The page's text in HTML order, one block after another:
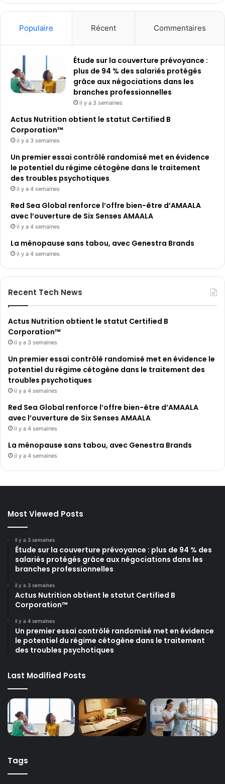
Populaire Récent Commentaires
Étude sur la couverture prévoyance :
plus de 94 % des salariés protégés
grâce aux négociations dans les
branches professionnelles
il y a 3 semaines
Actus Nutrition obtient le statut Certified B
Corporation™
il y a 3 semaines
Un premier essai contrôlé randomisé met en évidence
le potentiel du régime cétogène dans le traitement
des troubles psychotiques
il y a 4 semaines
Red Sea Global renforce l’offre bien-être d’AMAALA
avec l’ouverture de Six Senses AMAALA
il y a 4 semaines
La ménopause sans tabou, avec Genestra Brands
il y a 4 semaines
Recent Tech News
Actus Nutrition obtient le statut Certified B
Corporation™
il y a 3 semaines
Un premier essai contrôlé randomisé met en évidence le
potentiel du régime cétogène dans le traitement des
troubles psychotiques
il y a 4 semaines
Red Sea Global renforce l’offre bien-être d’AMAALA
avec l’ouverture de Six Senses AMAALA
il y a 4 semaines
La ménopause sans tabou, avec Genestra Brands
il y a 4 semaines
Most Viewed Posts
il y a 3 semaines
Étude sur la couverture prévoyance : plus de 94 % des
salariés protégés grâce aux négociations dans les
branches professionnelles
il y a 3 semaines
Actus Nutrition obtient le statut Certified B
Corporation™
il y a 4 semaines
Un premier essai contrôlé randomisé met en évidence
le potentiel du régime cétogène dans le traitement
des troubles psychotiques
Last Modified Posts
Tags